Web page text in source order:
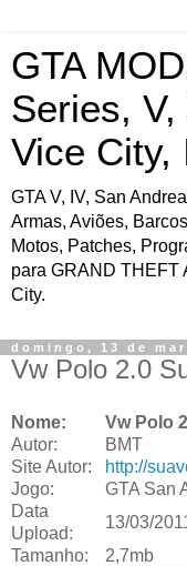
GTA
Series, V,
Vice City,
GTA V, IV, San
Armas, Aviões,
Motos, Patches,
para GRAND THEFT
City.
domingo, 13 de
Vw Polo 2.0
Nome:
Vw Polo
Autor:
BMT
Site Autor:
http://
Jogo:
GTA San
Data
Upload:
13/03/
Tamanho:
2,7mb